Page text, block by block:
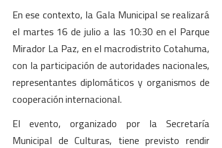
En ese contexto, la Gala Municipal se realizará
el martes 16 de julio a las 10:30 en el Parque
Mirador La Paz, en el macrodistrito Cotahuma,
con la participación de autoridades nacionales,
representantes diplomáticos y organismos de
cooperación internacional.
El evento, organizado por la Secretaría
Municipal de Culturas, tiene previsto rendir